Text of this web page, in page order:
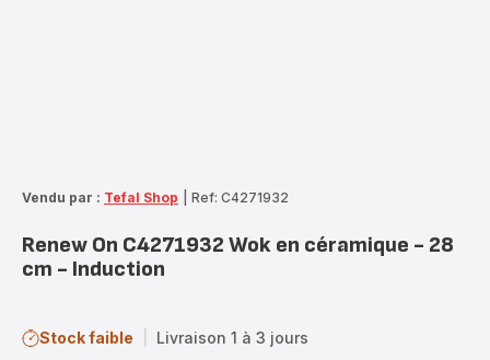
Vendu par : Tefal Shop Ref: C4271932
Renew On C4271932 Wok en céramique - 28
cm - Induction
Stock faible Livraison 1 à 3 jours